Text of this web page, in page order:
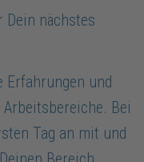
Dein nächstes
Erfahrungen und
Bei
Tag an mit und